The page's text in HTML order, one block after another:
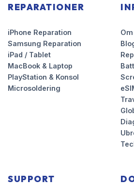
REPARATIONER
iPhone Reparation
Samsung Reparation
iPad / Tablet
MacBook & Laptop
PlayStation & Konsol
Microsoldering
SUPPORT